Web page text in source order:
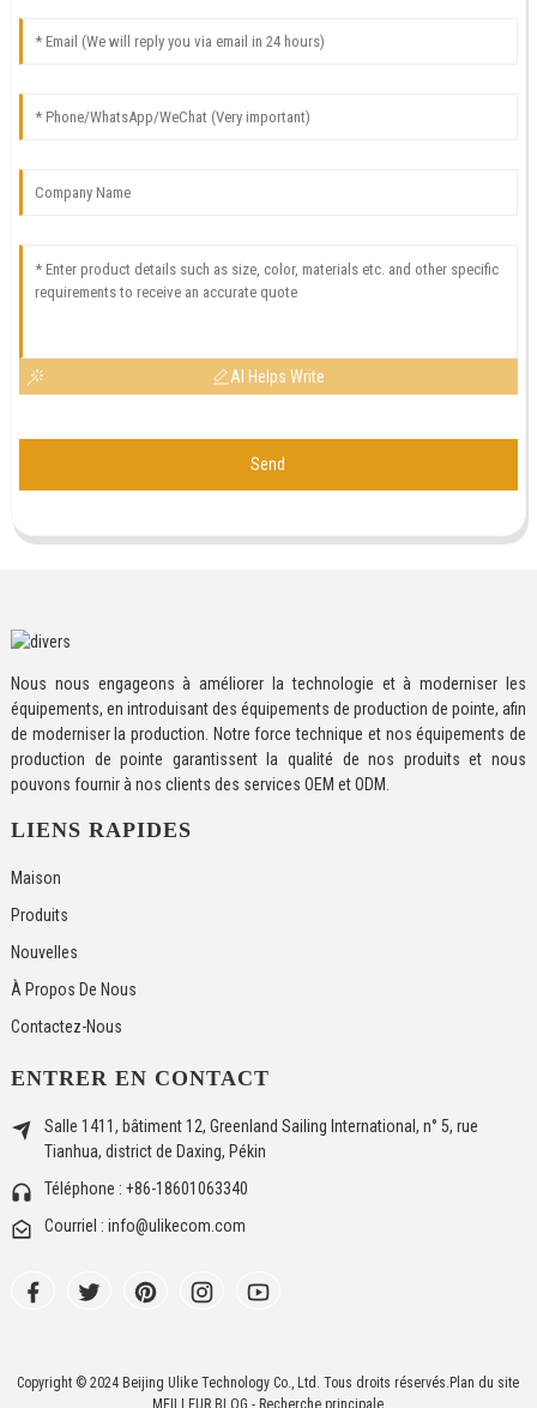
AI Helps Write
Send
Nous nous engageons à améliorer la technologie et à moderniser les
équipements, en introduisant des équipements de production de pointe, afin
de moderniser la production. Notre force technique et nos équipements de
production de pointe garantissent la qualité de nos produits et nous
pouvons fournir à nos clients des services OEM et ODM.
LIENS RAPIDES
Maison
Produits
Nouvelles
À Propos De Nous
Contactez-Nous
ENTRER EN CONTACT
Salle 1411, bâtiment 12, Greenland Sailing International, n° 5, rue
Tianhua, district de Daxing, Pékin
Téléphone : +86-18601063340
Courriel : info@ulikecom.com
Copyright © 2024 Beijing Ulike Technology Co., Ltd. Tous droits réservés. Plan du site
MEILLEUR BLOG - Recherche principale